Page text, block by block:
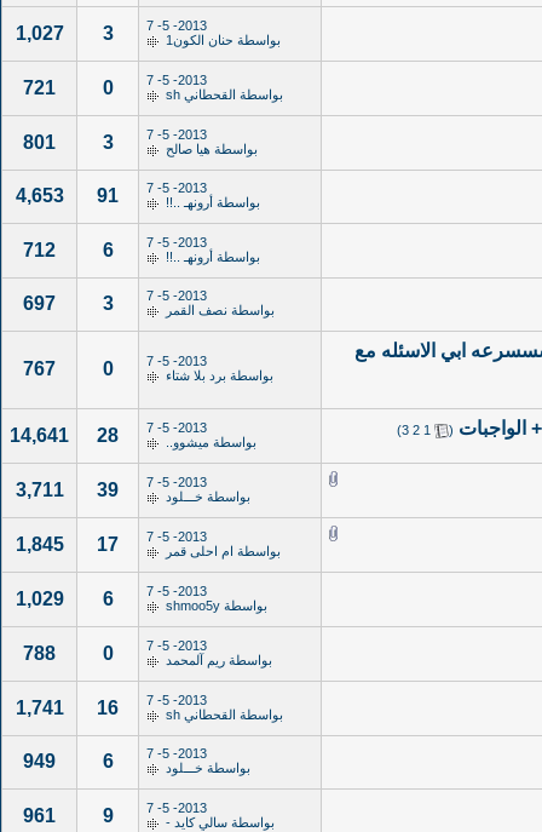
2013- 5- 7
بواسطة حنان الكون1 3
1,027
2013- 5- 7
بواسطة القحطاني sh 0
721
2013- 5- 7
بواسطة هيا صالح 3
801
2013- 5- 7
بواسطة أرونهـ ..!! 91
4,653
2013- 5- 7
بواسطة أرونهـ ..!! 6
712
2013- 5- 7
بواسطة نصف القمر 3
697
ابي الاسئله مع
2013- 5- 7
بواسطة برد بلا شتاء 0
767
(
1
2
3
)
2013- 5- 7
بواسطة ميشوو.. 28
14,641
2013- 5- 7
بواسطة خـــلود 39
3,711
2013- 5- 7
بواسطة ام احلى قمر 17
1,845
2013- 5- 7
بواسطة shmoo5y
6
1,029
2013- 5- 7
بواسطة ريم آلمحمد 0
788
2013- 5- 7
بواسطة القحطاني sh 16
1,741
2013- 5- 7
بواسطة خـــلود 6
949
2013- 5- 7
بواسطة سالي كايد - 9
961